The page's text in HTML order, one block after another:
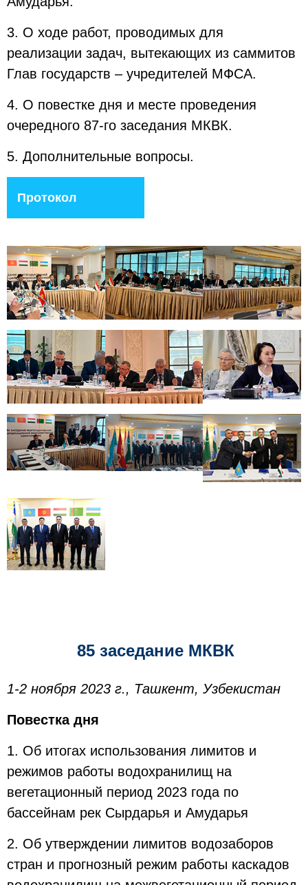
3. О ходе работ, проводимых для
реализации задач, вытекающих из саммитов
Глав государств – учредителей МФСА.
4. О повестке дня и месте проведения
очередного 87-го заседания МКВК.
5. Дополнительные вопросы.
Протокол
85 заседание МКВК
1-2 ноября 2023 г., Ташкент, Узбекистан
Повестка дня
1. Об итогах использования лимитов и
режимов работы водохранилищ на
вегетационный период 2023 года по
бассейнам рек Сырдарья и Амударья
2. Об утверждении лимитов водозаборов
стран и прогнозный режим работы каскадов